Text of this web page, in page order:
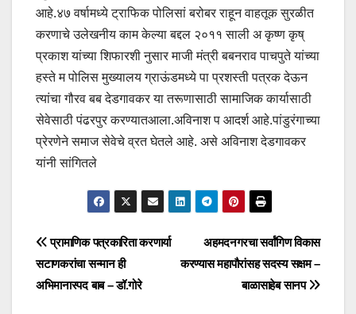
आहे.४७ वर्षामध्ये ट्राफिक पोलिसां बरोबर राहून वाहतूक सुरळीत
करणाचे उलेखनीय काम केल्या बद्दल २०११ साली अ कृष्ण कृष्
प्रकाश यांच्या शिफारशी नुसार माजी मंत्री बबनराव पाचपुते यांच्या
हस्ते म पोलिस मुख्यालय ग्राऊंडमध्ये पा प्रशस्ती पत्रक देऊन
त्यांचा गौरव बब देडगावकर या तरूणासाठी सामाजिक कार्यासाठी
सेवेसाठी पंढरपुर करण्यातआला.अविनाश प आदर्श आहे.पांडुरंगाच्या
प्रेरणेने समाज सेवेचे व्रत घेतले आहे. असे अविनाश देडगावकर
यांनी सांगितले
अहमदनगरचा सर्वांगिण विकास
करण्यास महापौरांसह सदस्य सक्षम –
बाळासाहेब सानप
प्रामाणिक पत्रकारिता करणार्या
सटाणकरांचा सन्मान ही
अभिमानास्पद बाब – डॉ.गोरे